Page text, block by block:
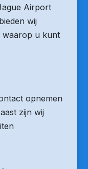
Airport
wij
waarop u kunt
opnemen
zijn wij